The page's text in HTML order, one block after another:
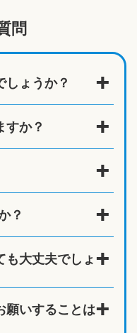
問
ょうか？
すか？
？
大丈夫でしょ
願いすることは